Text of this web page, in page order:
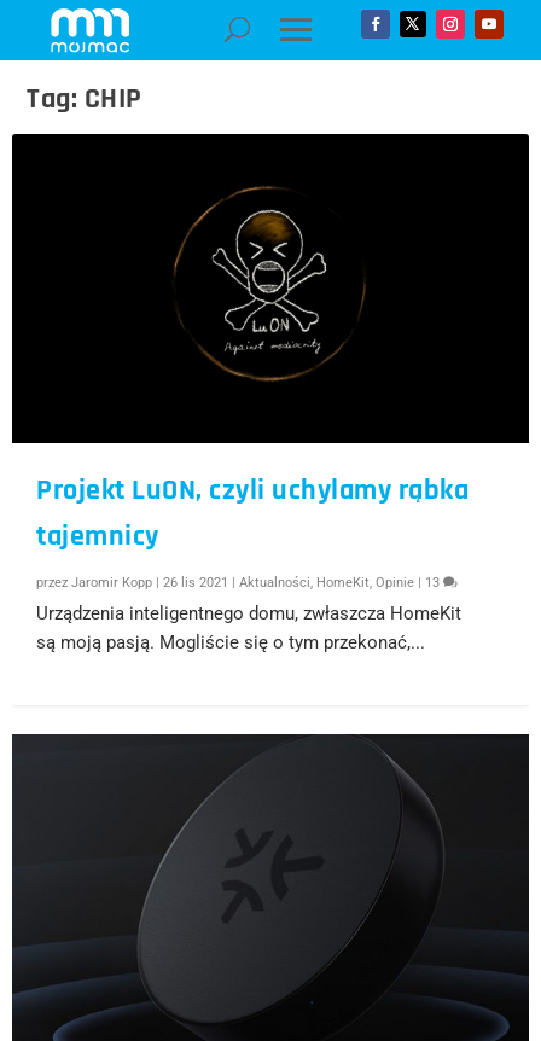
Tag: CHIP
Projekt LuON, czyli uchylamy rąbka
tajemnicy
przezJaromir Kopp |26 lis 2021 |Aktualności, HomeKit,Opinie 13
Urządzenia inteligentnego domu, zwłaszcza HomeKit
są moją pasją. Mogliście się o tym przekonać,...